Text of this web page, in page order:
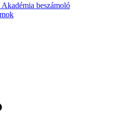
beszámoló